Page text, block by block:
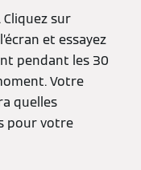
sur
et essayez
pendant les 30
Votre
quelles
pour votre